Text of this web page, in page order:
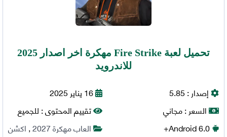
تحميل لعبة Fire Strike مهكرة اخر اصدار 2025
للاندرويد
إصدار :5.85
السعر :مجاني
Android6.0+
16 يناير 2025
تقييم المحتوى :للجميع
العاب مهكرة 2027
,اكشن